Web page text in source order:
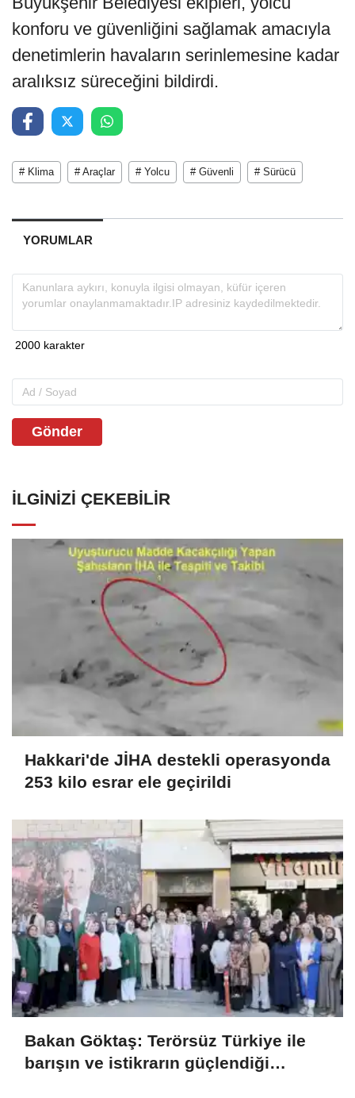
konforu ve güvenliğini sağlamak amacıyla
denetimlerin havaların serinlemesine kadar
aralıksız süreceğini bildirdi.
# Klima # Araçlar # Yolcu # Güvenli # Sürücü
YORUMLAR
Gönder
İLGINIZI ÇEKEBILIR
Hakkari'de JİHA destekli operasyonda
253 kilo esrar ele geçirildi
Bakan Göktaş: Terörsüz Türkiye ile
barışın ve istikrarın güçlendiği